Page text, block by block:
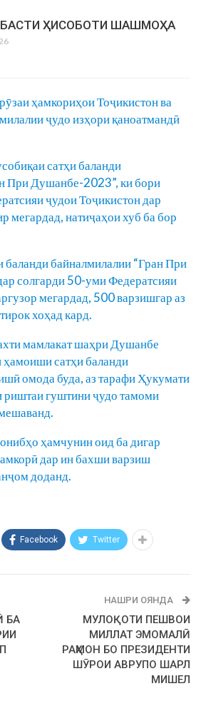
ҲИСОБОТИ ШАШМОҲА
ҳамкориҳои Тоҷикистон ва
ҷудо изҳори қаноатмандӣ
сатҳи баланди
При Душанбе-2023”, ки бори
ҷудои Тоҷикистон дар
мегардад, натиҷаҳои хуб ба бор
баланди байналмилалии “Гран При
солгарди 50-уми Федератсияи
мегардад, 500 варзишгар аз
хоҳад кард.
мамлакат шаҳри Душанбе
ҳамоиши сатҳи баланди
омода буда, аз тарафи Ҳукумати
гуштини ҷудо тамоми
ҳамчунин оид ба дигар
дар ин бахши варзиш
доданд.
Facebook Twitter
БА
НАШРИ ОЯНДА
МУЛОҚОТИ ПЕШВОИ
МИЛЛАТ ЭМОМАЛӢ
РАҲМОН БО ПРЕЗИДЕНТИ
ШӮРОИ АВРУПО ШАРЛ
МИШЕЛ